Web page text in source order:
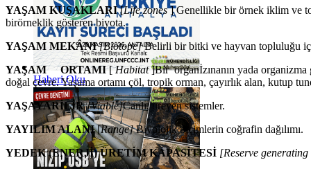
Haberi Oku
YAŞAM KUŞAKLARI[Life zones] Genellikle bir örnek iklim ve
birörneklik gösteren biyota.
YAŞAM MEKÂNI [Biotope]Belirli bir bitki ve hayvan topluluğu
YAŞAM ORTAMI[Habitat]Bir organİzınanın yada
doğal çevre. Yaşama ortamı çöl, tropik orman, çayırlık alan, kutup
YAŞAYARİLİR [Viable]Canlı, üreyen sistemler.
YAYILIM ALANI[Range]Biyolojik biçimlerin coğrafin dağılımı.
YEDEK (ENERJİ) ÜRETİM KAPASİTESİ [Reserve